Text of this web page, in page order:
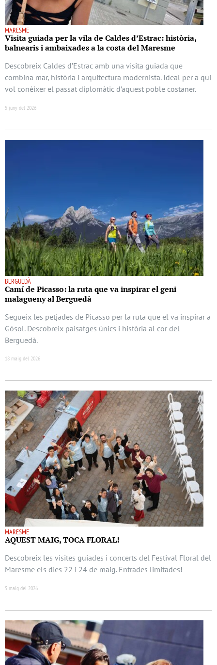
MARESME
Visita guiada per la vila de Caldes d’Estrac: història,
balnearis i ambaixades a la costa del Maresme
Descobreix Caldes d’Estrac amb una visita guiada que
combina mar, història i arquitectura modernista. Ideal per a qui
vol conèixer el passat diplomàtic d’aquest poble costaner.
5 juny del 2026
BERGUEDÀ
Camí de Picasso: la ruta que va inspirar el geni
malagueny al Berguedà
Segueix les petjades de Picasso per la ruta que el va inspirar a
Gósol. Descobreix paisatges únics i història al cor del
Berguedà.
18 maig del 2026
MARESME
AQUEST MAIG, TOCA FLORAL!
Descobreix les visites guiades i concerts del Festival Floral del
Maresme els dies 22 i 24 de maig. Entrades limitades!
5 maig del 2026